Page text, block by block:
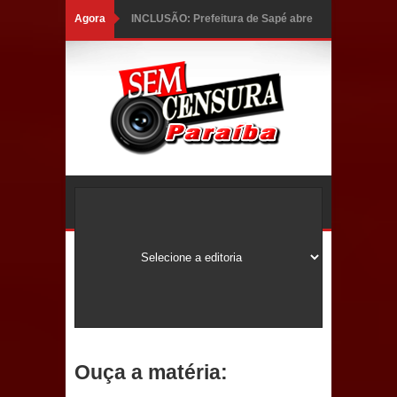
Agora INCLUSÃO: Prefeitura de Sapé abre
Social; veja documentação
necessária!
Ouça a matéria: